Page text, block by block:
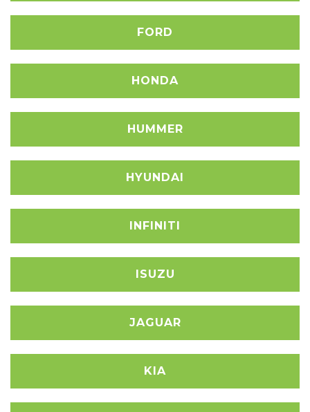
FORD
HONDA
HUMMER
HYUNDAI
INFINITI
ISUZU
JAGUAR
KIA